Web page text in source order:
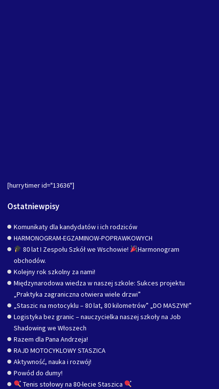
[hurrytimer id="13636"]
Ostatniewpisy
Komunikaty dla kandydatów i ich rodziców
HARMONOGRAM-EGZAMINOW-POPRAWKOWYCH
80 lat I Zespołu Szkół we Wschowie!
Harmonogram
obchodów.
Kolejny rok szkolny za nami!
Międzynarodowa wiedza w naszej szkole: Sukces projektu
„Praktyka zagraniczna otwiera wiele drzwi”
„Staszic na motocyklu – 80 lat, 80 kilometrów” „DO MASZYN!”
Logistyka bez granic – nauczycielka naszej szkoły na Job
Shadowing we Włoszech
Razem dla Pana Andrzeja!
RAJD MOTOCYKLOWY STASZICA
Aktywność, nauka i rozwój!
Powód do dumy!
Tenis stołowy na 80-lecie Staszica